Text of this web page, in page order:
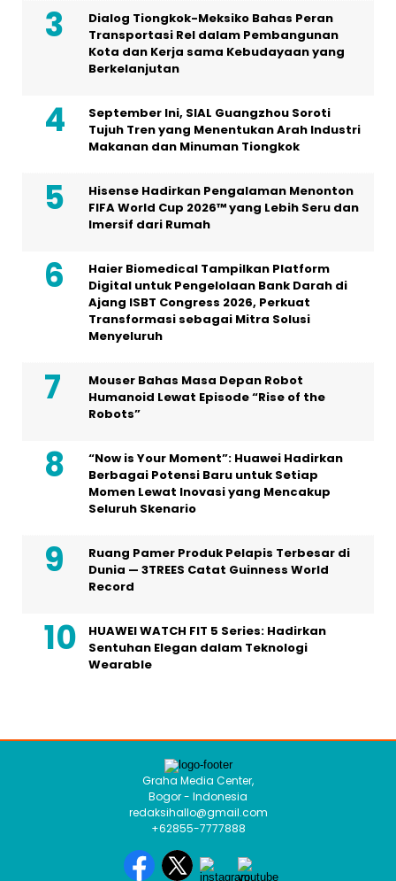
Dialog Tiongkok-Meksiko Bahas Peran
Transportasi Rel dalam Pembangunan
Kota dan Kerja sama Kebudayaan yang
Berkelanjutan
September Ini, SIAL Guangzhou Soroti
Tujuh Tren yang Menentukan Arah Industri
Makanan dan Minuman Tiongkok
Hisense Hadirkan Pengalaman Menonton
FIFA World Cup 2026™ yang Lebih Seru dan
Imersif dari Rumah
Haier Biomedical Tampilkan Platform
Digital untuk Pengelolaan Bank Darah di
Ajang ISBT Congress 2026, Perkuat
Transformasi sebagai Mitra Solusi
Menyeluruh
Mouser Bahas Masa Depan Robot
Humanoid Lewat Episode “Rise of the
Robots”
“Now is Your Moment”: Huawei Hadirkan
Berbagai Potensi Baru untuk Setiap
Momen Lewat Inovasi yang Mencakup
Seluruh Skenario
Ruang Pamer Produk Pelapis Terbesar di
Dunia — 3TREES Catat Guinness World
Record
HUAWEI WATCH FIT 5 Series: Hadirkan
Sentuhan Elegan dalam Teknologi
Wearable
Graha Media Center,
Bogor - Indonesia
redaksihallo@gmail.com
+62855-7777888